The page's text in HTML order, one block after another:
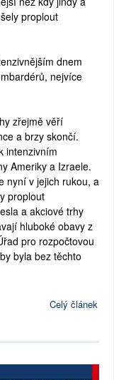
proplout
dnem
nejvíce
zřejmě věří
a brzy skončí.
intenzivním
Ameriky a Izraele.
nyní v jejich rukou, a
proplout
a akciové trhy
hluboké obavy z
pro rozpočtovou
byla bez těchto
Celý článek